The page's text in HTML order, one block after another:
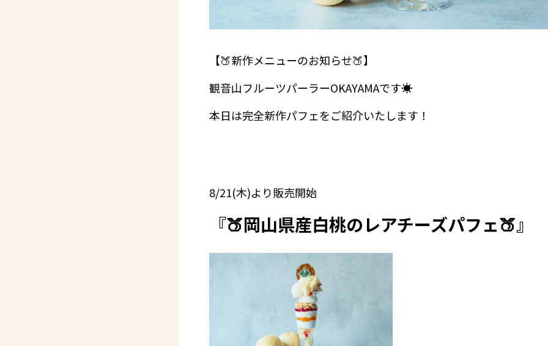
【🍑新作メニューのお知らせ🍑】
観音山フルーツパーラーOKAYAMAです☀️
本日は完全新作パフェをご紹介いたします！
8/21(木)より販売開始
『🍑岡山県産白桃のレアチーズパフェ🍑』